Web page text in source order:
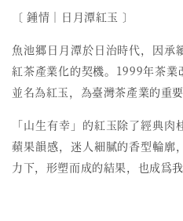
〔 鍾情︱日月潭紅玉 〕
魚池郷日月潭於日治時代，因承
紅茶產業化的契機。1999年茶業
並名為紅玉，為臺灣茶產業的重要
「山生有幸」 的紅玉除了經典肉
蘋果韻感，迷人細膩的香型輪廓
力下，形塑而成的結果，也成爲